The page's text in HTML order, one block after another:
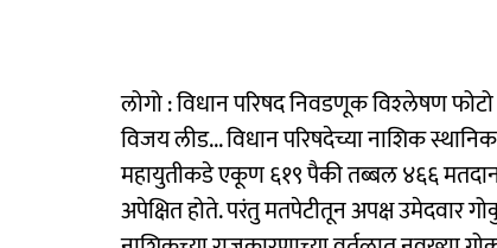
लोगो : विधान परिषद निवडणूक विश्‍लेषण
विजय लीड... विधान परिषदेच्या नाशिक
महायुतीकडे एकूण ६१९ पैकी तब्बल ४६६ मतदान
अपेक्षित होते. परंतु मतपेटीतून अपक्ष उमेदवार